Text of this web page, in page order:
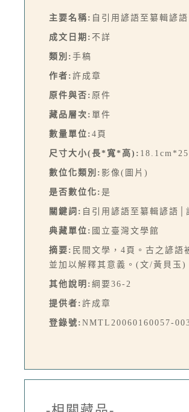
主要名稱: 自引用諺語至纂輯諺語
成文日期: 不詳
類別: 手稿
作者: 許成章
原件與否: 原件
藏品層次: 單件
數量單位: 4頁
尺寸大小(長*寬*高):
數位化類別: 影像(圖片)
是否數位化: 是
關鍵詞: 自引用諺語至纂輯諺語
典藏單位: 國立臺灣文學館
摘要: 民間文學，4頁。古之諺
並加以解釋其意義。(文/黃貝玉)
其他說明: 綱要36-2
提供者: 許成章
登錄號: NMTL20060160057-